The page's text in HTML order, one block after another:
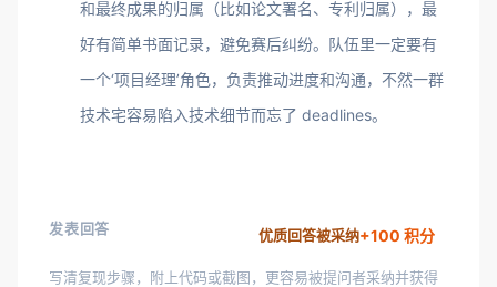
和最终成果的归属（比如论文署名、专利归属），最
好有简单书面记录，避免赛后纠纷。队伍里一定要有
一个‘项目经理’角色，负责推动进度和沟通，不然一群
技术宅容易陷入技术细节而忘了 deadlines。
发表回答 优质回答被采纳+100 积分
写清复现步骤，附上代码或截图，更容易被提问者采纳并获得